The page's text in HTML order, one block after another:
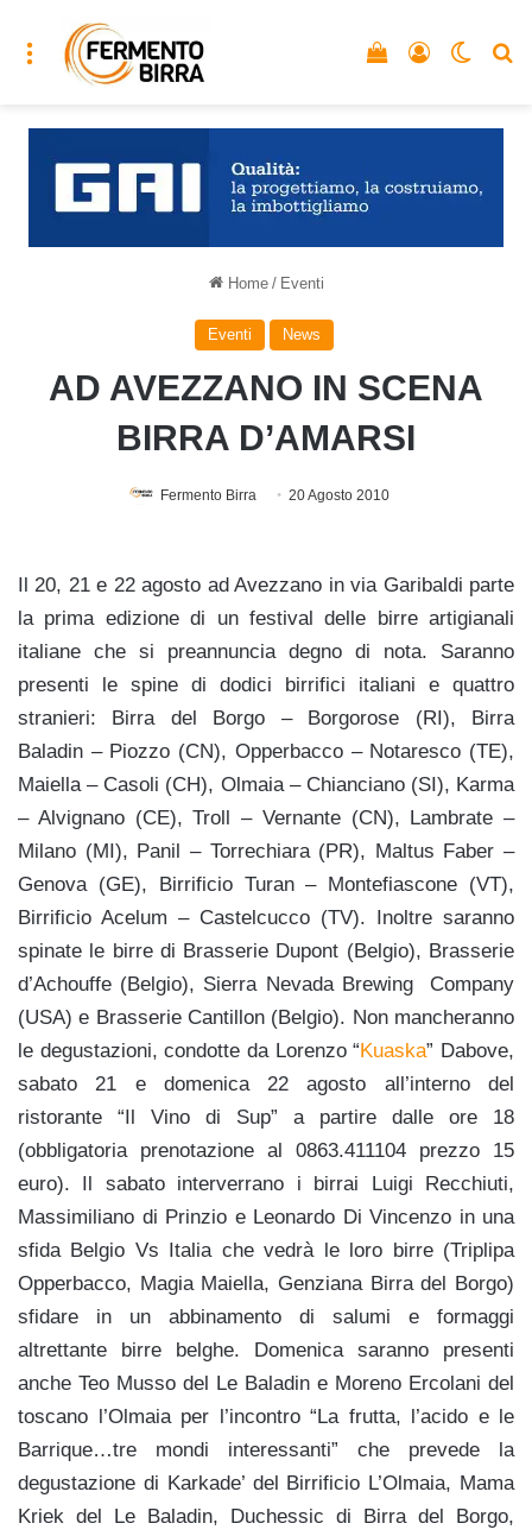
Menu Accedi
Vedi il carrello
Home / Eventi
Eventi News
AD AVEZZANO IN SCENA
BIRRA D’AMARSI
Fermento Birra 20 Agosto 2010
Il 20, 21 e 22 agosto ad Avezzano in via Garibaldi parte
la prima edizione di un festival delle birre artigianali
italiane che si preannuncia degno di nota. Saranno
presenti le spine di dodici birrifici italiani e quattro
stranieri: Birra del Borgo – Borgorose (RI), Birra
Baladin – Piozzo (CN), Opperbacco – Notaresco (TE),
Maiella – Casoli (CH), Olmaia – Chianciano (SI), Karma
– Alvignano (CE), Troll – Vernante (CN), Lambrate –
Milano (MI), Panil – Torrechiara (PR), Maltus Faber –
Genova (GE), Birrificio Turan – Montefiascone (VT),
Birrificio Acelum – Castelcucco (TV). Inoltre saranno
spinate le birre di Brasserie Dupont (Belgio), Brasserie
d’Achouffe (Belgio), Sierra Nevada Brewing Company
(USA) e Brasserie Cantillon (Belgio). Non mancheranno
le degustazioni, condotte da Lorenzo “Kuaska” Dabove,
sabato 21 e domenica 22 agosto all’interno del
ristorante “Il Vino di Sup” a partire dalle ore 18
(obbligatoria prenotazione al 0863.411104 prezzo 15
euro). Il sabato interverrano i birrai Luigi Recchiuti,
Massimiliano di Prinzio e Leonardo Di Vincenzo in una
sfida Belgio Vs Italia che vedrà le loro birre (Triplipa
Opperbacco, Magia Maiella, Genziana Birra del Borgo)
sfidare in un abbinamento di salumi e formaggi
altrettante birre belghe. Domenica saranno presenti
anche Teo Musso del Le Baladin e Moreno Ercolani del
toscano l’Olmaia per l’incontro “La frutta, l’acido e le
Barrique…tre mondi interessanti” che prevede la
degustazione di Karkade’ del Birrificio L’Olmaia, Mama
Kriek del Le Baladin, Duchessic di Birra del Borgo,